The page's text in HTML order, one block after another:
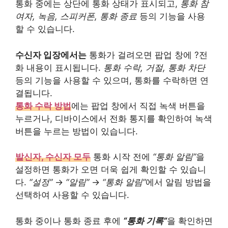
통화 중에는 상단에 통화 상태가 표시되고, 통화 참
여자, 녹음, 스피커폰, 통화 종료 등의 기능을 사용
할 수 있습니다.
수신자 입장에서는 통화가 걸려오면 팝업 창에 ?전
화 내용이 표시됩니다. 통화 수락, 거절, 통화 차단
등의 기능을 사용할 수 있으며, 통화를 수락하면 연
결됩니다.
통화 수락 방법에는 팝업 창에서 직접 녹색 버튼을
누르거나, 디바이스에서 전화 통지를 확인하여 녹색
버튼을 누르는 방법이 있습니다.
발신자, 수신자 모두 통화 시작 전에 “통화 알림”을
설정하면 통화가 오면 더욱 쉽게 확인할 수 있습니
다. “설정”→ “알림”→ “통화 알림”에서 알림 방법을
선택하여 사용할 수 있습니다.
통화 중이나 통화 종료 후에 “통화 기록”을 확인하면